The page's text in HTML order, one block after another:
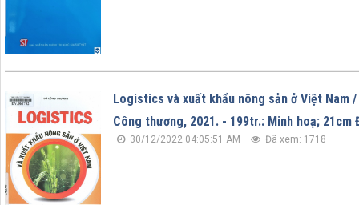
Logistics và xuất khẩu nông sản ở Việt Nam
Công thương, 2021. - 199tr.: Minh hoạ;
30/12/2022 04:05:51 AM Đã xem: 1718